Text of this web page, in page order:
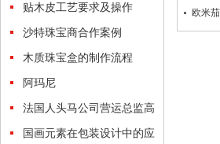
贴木皮工艺要求及操作
沙特珠宝商合作案例
木质珠宝盒的制作流程
阿玛尼
法国人头马公司营运总监高
度赞扬森鼎工艺生产的路易
国画元素在包装设计中的应
欧米茄